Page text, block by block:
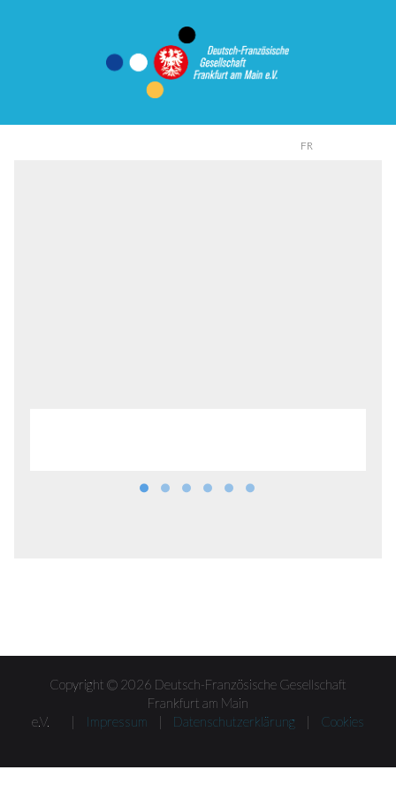
FR
Copyright © 2026 Deutsch-Französische Gesellschaft
Frankfurt am Main
e.V. |
Impressum | Datenschutzerklärung | Cookies